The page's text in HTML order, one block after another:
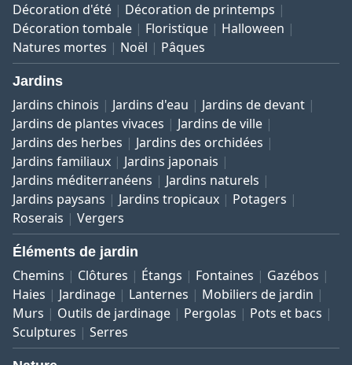
Décoration d'été
Décoration de printemps
Décoration tombale
Floristique
Halloween
Natures mortes
Noël Pâques
Jardins
Jardins chinois Jardins d'eau
Jardins de devant
Jardins de plantes vivaces
Jardins de ville
Jardins des herbes
Jardins des orchidées
Jardins familiaux
Jardins japonais
Jardins méditerranéens
Jardins naturels
Jardins paysans
Jardins tropicaux
Potagers
Roserais
Vergers
Éléments de jardin
Chemins Clôtures Étangs Fontaines
Gazébos
Haies
Jardinage Lanternes
Mobiliers de jardin
Murs
Outils de jardinage Pergolas
Pots et bacs
Sculptures
Serres